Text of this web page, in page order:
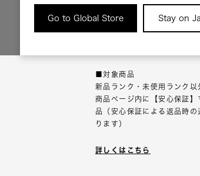
Go to Global Store Stay on
返品について
■対象商品
新品ランク・未使用ランク以
商品ページ内に【安心保証
品（安心保証による返品時
ります）
詳しくはこちら